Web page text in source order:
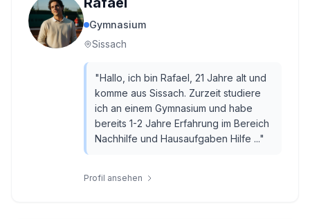
Gymnasium
Sissach
"Hallo, ich bin Rafael, 21 Jahre alt und
komme aus Sissach. Zurzeit studiere
ich an einem Gymnasium und habe
bereits 1-2 Jahre Erfahrung im Bereich
Nachhilfe und Hausaufgaben Hilfe ..."
Profil ansehen